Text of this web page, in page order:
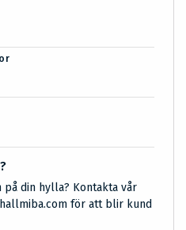
din hylla? Kontakta vår
för att blir kund